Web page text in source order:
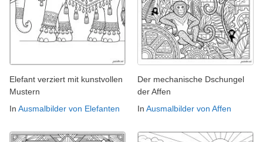
Elefant verziert mit kunstvollen
Mustern
In Ausmalbilder von Elefanten
Der mechanische Dschungel
der Affen
In Ausmalbilder von Affen